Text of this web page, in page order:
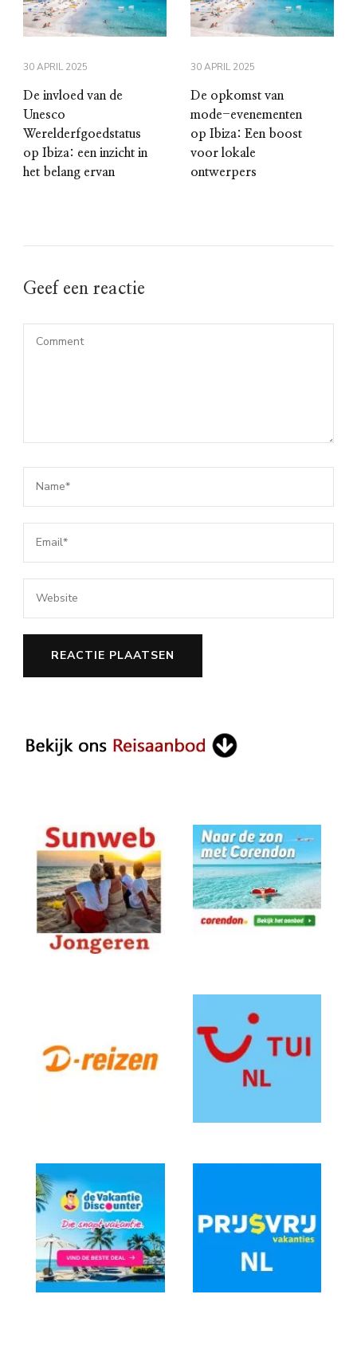
30 APRIL 2025
De invloed van de
Unesco
Werelderfgoedstatus
op Ibiza: een inzicht in
het belang ervan
30 APRIL 2025
De opkomst van
mode-evenementen
op Ibiza: Een boost
voor lokale
ontwerpers
Geef een reactie